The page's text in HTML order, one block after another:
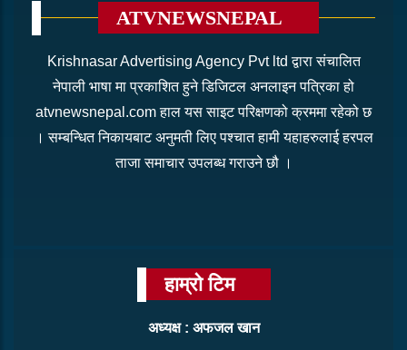
ATVNEWSNEPAL
Krishnasar Advertising Agency Pvt ltd द्वारा संचालित
नेपाली भाषा मा प्रकाशित हुने डिजिटल अनलाइन पत्रिका हो
atvnewsnepal.com हाल यस साइट परिक्षणको क्रममा रहेको छ
। सम्बन्धित निकायबाट अनुमती लिए पश्चात हामी यहाहरुलाई हरपल
ताजा समाचार उपलब्ध गराउने छौ ।
हाम्रो टिम
अध्यक्ष : अफजल खान